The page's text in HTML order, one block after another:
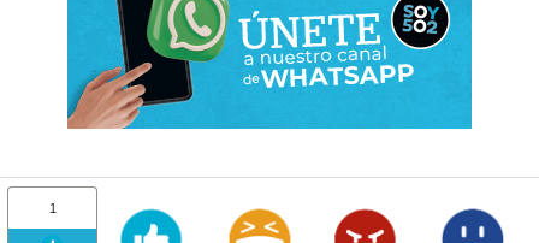
1